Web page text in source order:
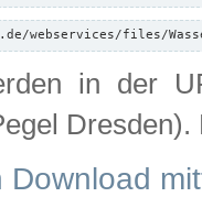
webservices/files/
in der
Download